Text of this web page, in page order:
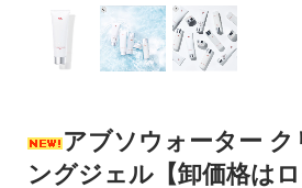
アブソウォーター
ングジェル【卸価格は